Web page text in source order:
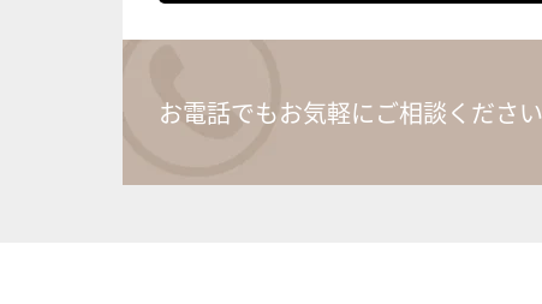
お電話でもお気軽にご相談ください